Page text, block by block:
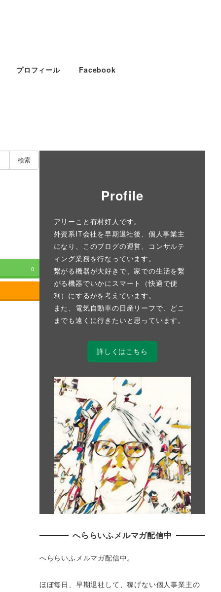
プロフィール Facebook
検索
0
Profile
アリーこと有村好人です。
外資系IT会社を早期退社後、個人事業主
になり、このブログの運営、コンサルテ
ィング業務を行なっています。
繋がる機器が大好きで、家での生活を繋
がる機器でいかにスマート（快適で便
利）にするかを考えています。
また、電気自動車の日産リーフで、どこ
までも遠くに行きたいと思っています。
詳しくはこちら
へららいふメルマガ配信中
へららいふメルマガ配信中。
ほぼ毎日、早期退社して、稼げない個人事業主の